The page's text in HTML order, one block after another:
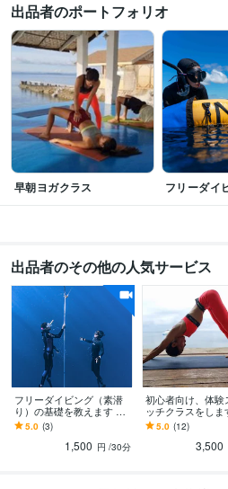
出品者のポートフォリオ
早朝ヨガクラス フリーダイ
出品者のその他の人気サービス
フリーダイビング（素潜
り）の基礎を教えます フ
リーダイビングインスト
ラクターから、楽しく学
5.0 (3)
1,500 円 /30分
初心者向け、体験
ッチクラスをしま
ガチガチさん必見
重視のストレッチ
5.0 (12)
3,500